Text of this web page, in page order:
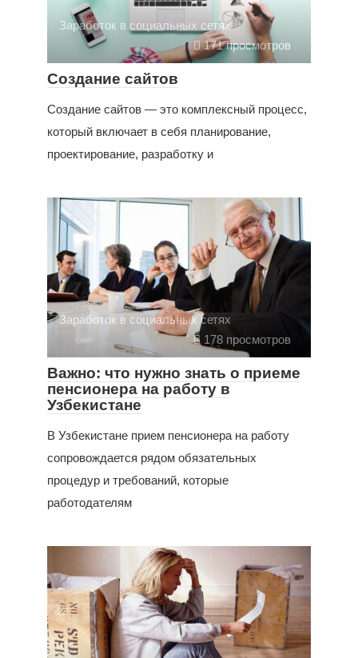
Заработок в социальных сетях
171 просмотров
Создание сайтов
Создание сайтов — это комплексный процесс,
который включает в себя планирование,
проектирование, разработку и
Заработок в социальных сетях
178 просмотров
Важно: что нужно знать о приеме
пенсионера на работу в
Узбекистане
В Узбекистане прием пенсионера на работу
сопровождается рядом обязательных
процедур и требований, которые
работодателям